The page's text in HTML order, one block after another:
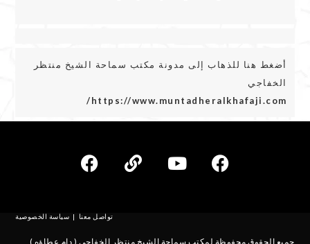
أضغط هنا للذهاب إلى مدونة مكتب سماحة الشيخ منتظر
الخفاجي
https://www.muntadheralkhafaji.com/
تواصل معنا سياسة الخصوصية
جميع الحقوق محفوظة لمكتب سماحة الشيخ منتظر الخفاجي ( دام عطاؤه )